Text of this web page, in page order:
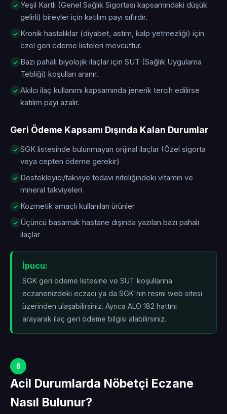
Yeşil Kartlı (Genel Sağlık Sigortası kapsamındaki düşük
gelirli) bireyler için katılım payı sıfırdır.
Kronik hastalıklar (diyabet, astım, kalp yetmezliği) için
özel geri ödeme listeleri mevcuttur.
Bazı pahalı biyolojik ilaçlar için SUT (Sağlık Uygulama
Tebliği) koşulları aranır.
Akılcı ilaç kullanımı kapsamında jenerik tercih edilirse
katılım payı azalır.
Geri Ödeme Kapsamı Dışında Kalan Durumlar
SGK listesinde bulunmayan orijinal ilaçlar (Özel sigorta
veya cepten ödeme gerekir)
Destekleyici/takviye tedavi niteliğindeki vitamin ve
mineral takviyeleri
Kozmetik amaçlı kullanılan ürünler
Üçüncü basamak hastane dışında yazılan bazı pahalı
ilaçlar
İpucu:
SGK geri ödeme listesine ve SUT koşullarına
eczanenizdeki eczacı ya da SGK'nın resmi web sitesi
üzerinden ulaşabilirsiniz. Ayrıca ALO 182 hattını
arayarak ilaç geri ödeme bilgisi alabilirsiniz.
8
Acil Durumlarda Nöbetçi Eczane
Nasıl Bulunur?